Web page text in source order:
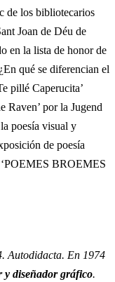
de los bibliotecarios
Joan de Déu de
en la lista de honor de
qué se diferencian el
pillé Caperucita’
Raven’ por la Jugend
poesía visual y
de poesía
BROEMES
Autodidacta. En 1974
y diseñador gráfico.